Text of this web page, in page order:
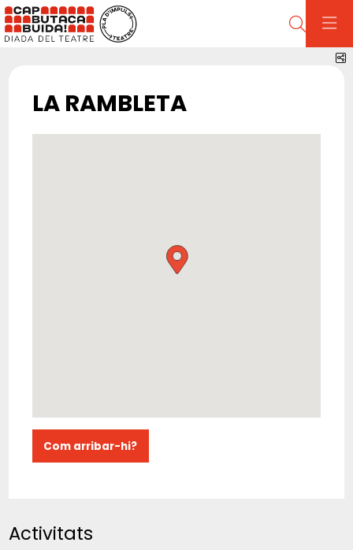
Cerca
LA RAMBLETA
Com arribar-hi?
Activitats